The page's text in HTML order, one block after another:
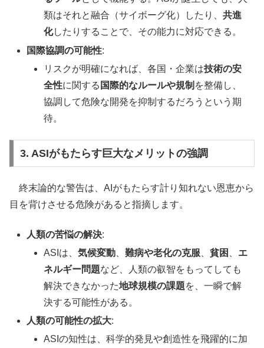
類はそれと融合（サイボーグ化）したり、共進
化したりすることで、その能力に対応できる。
国際協調の可能性:
リスクが明確になれば、各国・企業は技術の安
全性に関する 国際的なルールや規制 を整備し、
協調して危険な開発を抑制するだろうという期
待。
3. ASIがもたらす巨大なメリットの強調
終末論的な警告は、AIがもたらす計り知れない恩恵から
目を背けさせる危険があると指摘します。
人類の苦悩の解決:
ASIは、気候変動 、難病や老化の克服 、貧困
エ
ネルギー問題など、人類の叡智をもってしても
解決できなかった地球規模の課題を、一瞬で解
決する可能性がある。
人類の可能性の拡大:
ASIの知性は、科学的発見や創造性を飛躍的に加